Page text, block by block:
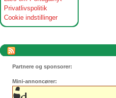
Privatlivspolitik
Cookie indstillinger
Partnere og sponsorer:
Mini-annoncører: